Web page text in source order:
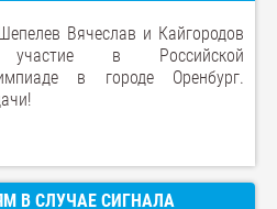
Вячеслав и Кайгородов
в Российской
в городе Оренбург.
В СЛУЧАЕ СИГНАЛА